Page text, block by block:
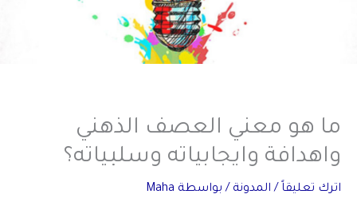
ما هو معني العصف الذهني
واهدافة وايجابياته وسلبياته؟
اترك تعليقاً / المدونة / بواسطة Maha